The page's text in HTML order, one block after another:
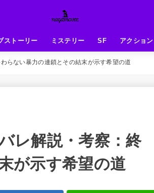
ストーリー ミステリー SF アクション
らない暴力の連鎖とその結末が示す希望の道
レ解説・考察：終
が示す希望の道